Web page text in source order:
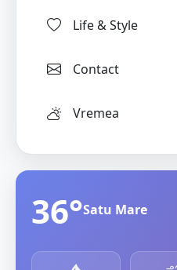
Life & Style
Contact
Vremea
36°Satu Mare